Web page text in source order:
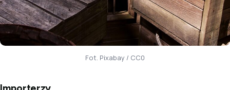
Fot. Pixabay / CC0